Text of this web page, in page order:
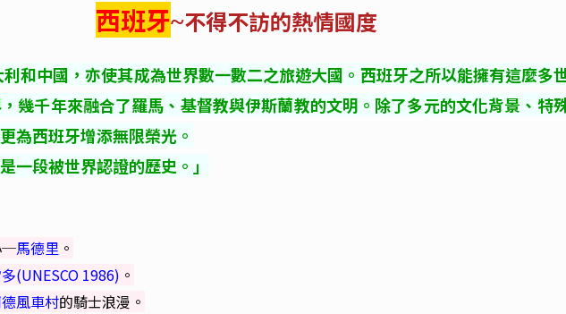
西班牙~不得不訪的熱情國度
和中國，亦使其成為世界數一數二之旅遊大國。 西班牙之所以能擁有這麼多
幾千年來融合了羅馬、基督教與伊斯蘭教的文明。除了多元的文化背景、特
為西班牙增添無限榮光。
一段被世界認證的歷史。」
─馬德里 。
(UNESCO 1986) 。
風車村的騎士浪漫。